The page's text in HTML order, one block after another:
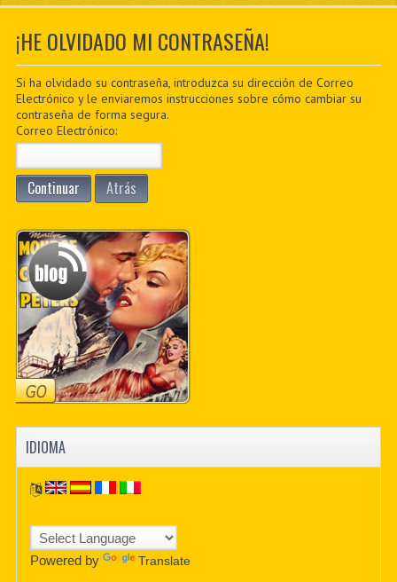
MIS DATOS
CONTACTO
PDF BOOKS
CUSTOM PDF
¡HE OLVIDADO MI CONTRASEÑA!
Si ha olvidado su contraseña, introduzca su dirección de Correo
Electrónico y le enviaremos instrucciones sobre cómo cambiar su
contraseña de forma segura.
Correo Electrónico:
Continuar Atrás
IDIOMA
Powered by Translate